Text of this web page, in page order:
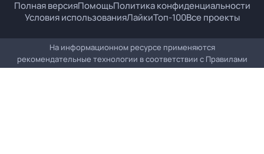
Полная версияПомощьПолитика конфиденциальности
Условия использованияЛайкиТоп-100Все проекты
На информационном ресурсе применяются
рекомендательные технологии в соответствии с Правилами